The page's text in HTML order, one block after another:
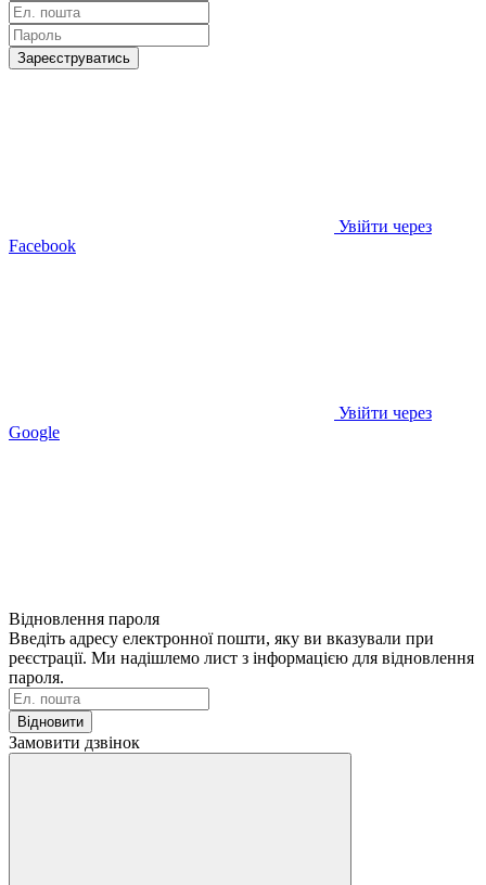
Зареєструватись
Увійти через
Facebook
Увійти через
Google
Відновлення пароля
Введіть адресу електронної пошти, яку ви вказували при
реєстрації. Ми надішлемо лист з інформацією для відновлення
пароля.
Відновити
Замовити дзвінок